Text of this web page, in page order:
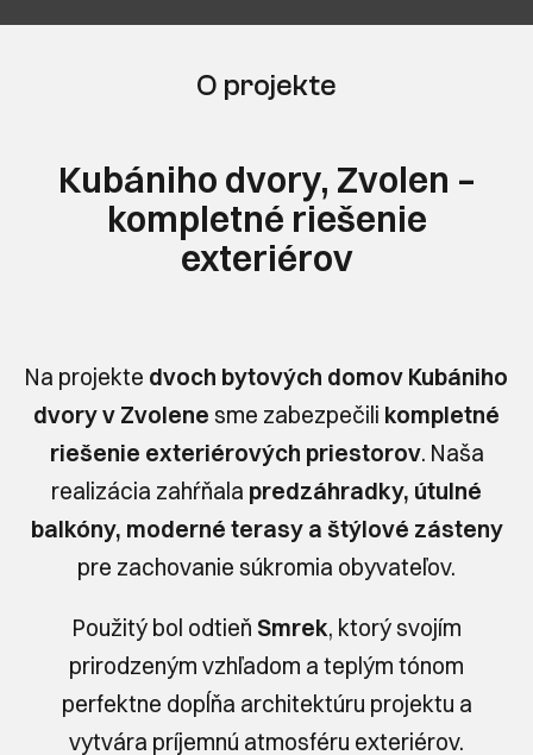
O projekte
Kubániho dvory, Zvolen –
kompletné riešenie
exteriérov
Na projekte dvoch bytových domov Kubániho
dvory v Zvolene sme zabezpečili kompletné
riešenie exteriérových priestorov. Naša
realizácia zahŕňala predzáhradky, útulné
balkóny, moderné terasy a štýlové zásteny
pre zachovanie súkromia obyvateľov.
Použitý bol odtieň Smrek, ktorý svojím
prirodzeným vzhľadom a teplým tónom
perfektne dopĺňa architektúru projektu a
vytvára príjemnú atmosféru exteriérov.